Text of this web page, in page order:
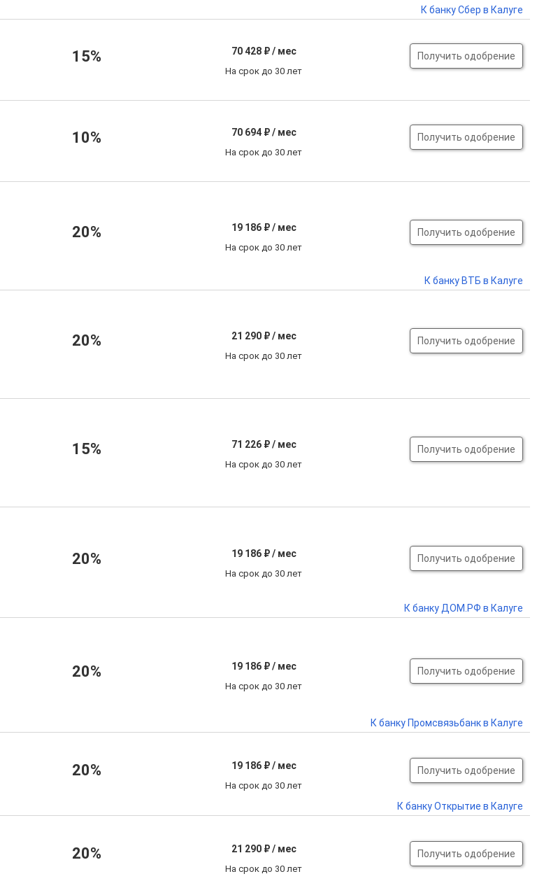
К банку Сбер в Калуге
15% 70 428 ₽ / мес
На срок до 30 лет
Получить одобрение
10% 70 694 ₽ / мес
На срок до 30 лет
Получить одобрение
20% 19 186 ₽ / мес
На срок до 30 лет
Получить одобрение
К банку ВТБ в Калуге
20% 21 290 ₽ / мес
На срок до 30 лет
Получить одобрение
15% 71 226 ₽ / мес
На срок до 30 лет
Получить одобрение
20% 19 186 ₽ / мес
На срок до 30 лет
Получить одобрение
К банку ДОМ.РФ в Калуге
20% 19 186 ₽ / мес
На срок до 30 лет
Получить одобрение
К банку Промсвязьбанк в Калуге
20% 19 186 ₽ / мес
На срок до 30 лет
Получить одобрение
К банку Открытие в Калуге
20% 21 290 ₽ / мес
На срок до 30 лет
Получить одобрение